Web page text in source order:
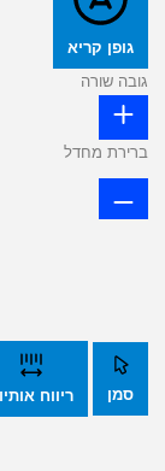
גופן קריא
גובה שורה
ברירת מחדל
סמן ריווח